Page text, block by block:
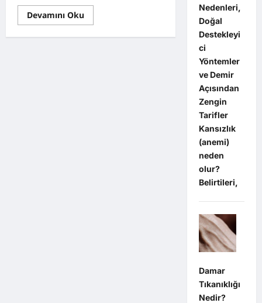
Devamını Oku
more
Salonunuzu
Nedenleri,
Doğal
Destekleyi
ci
Yöntemler
ve Demir
Açısından
Zengin
Tarifler
Kansızlık
(anemi)
neden
olur?
Belirtileri,
Damar
Tıkanıklığı
Nedir?